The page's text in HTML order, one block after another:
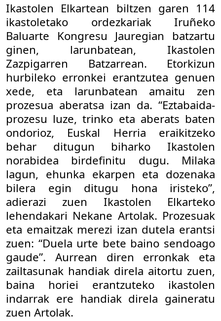
Ikastolen Elkartean biltzen garen 114
ikastoletako ordezkariak Iruñeko
Baluarte Kongresu Jauregian batzartu
ginen, larunbatean, Ikastolen
Zazpigarren Batzarrean. Etorkizun
hurbileko erronkei erantzutea genuen
xede, eta larunbatean amaitu zen
prozesua aberatsa izan da. “Eztabaida-
prozesu luze, trinko eta aberats baten
ondorioz, Euskal Herria eraikitzeko
behar ditugun biharko Ikastolen
norabidea birdefinitu dugu. Milaka
lagun, ehunka ekarpen eta dozenaka
bilera egin ditugu hona iristeko”,
adierazi zuen Ikastolen Elkarteko
lehendakari Nekane Artolak. Prozesuak
eta emaitzak merezi izan dutela erantsi
zuen: “Duela urte bete baino sendoago
gaude”. Aurrean diren erronkak eta
zailtasunak handiak direla aitortu zuen,
baina horiei erantzuteko ikastolen
indarrak ere handiak direla gaineratu
zuen Artolak.